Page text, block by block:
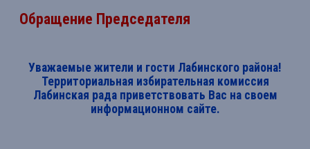
Обращение Председателя
Уважаемые жители и гости Лабинского района!
Территориальная избирательная комиссия
Лабинская рада приветствовать Вас на своем
информационном сайте.